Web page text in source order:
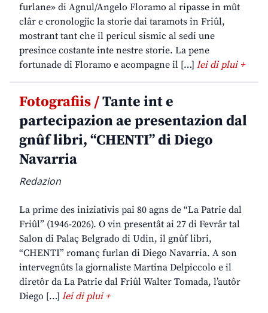
furlane» di Agnul/Angelo Floramo al ripasse in mût
clâr e cronologjic la storie dai taramots in Friûl,
mostrant tant che il pericul sismic al sedi une
presince costante inte nestre storie. La pene
fortunade di Floramo e acompagne il […] lei di plui +
Fotografiis /Tante int e
partecipazion ae presentazion dal
gnûf libri, “CHENTI” di Diego
Navarria
Redazion
La prime des iniziativis pai 80 agns de “La Patrie dal
Friûl” (1946-2026). O vin presentât ai 27 di Fevrâr tal
Salon di Palaç Belgrado di Udin, il gnûf libri,
“CHENTI” romanç furlan di Diego Navarria. A son
intervegnûts la gjornaliste Martina Delpiccolo e il
diretôr da La Patrie dal Friûl Walter Tomada, l’autôr
Diego […] lei di plui +